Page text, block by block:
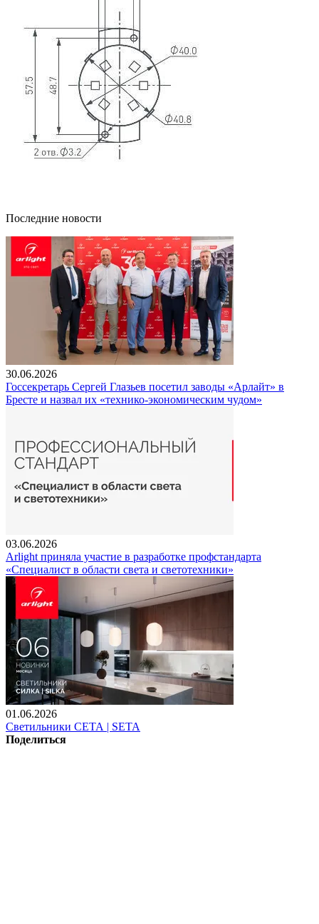
Последние новости
30.06.2026
Госсекретарь Сергей Глазьев посетил заводы «Арлайт» в
Бресте и назвал их «технико-экономическим чудом»
03.06.2026
Arlight приняла участие в разработке профстандарта
«Специалист в области света и светотехники»
01.06.2026
Светильники СЕТА | SETA
Поделиться